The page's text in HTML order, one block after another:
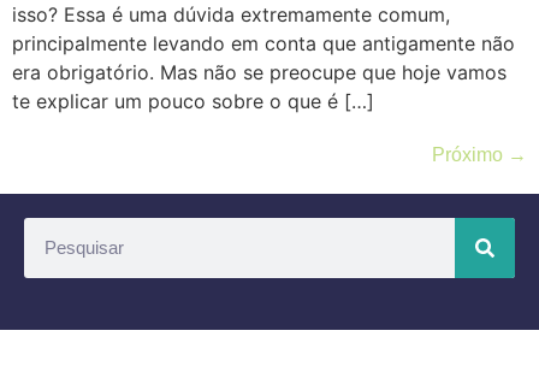
isso? Essa é uma dúvida extremamente comum,
principalmente levando em conta que antigamente não
era obrigatório. Mas não se preocupe que hoje vamos
te explicar um pouco sobre o que é […]
Próximo →